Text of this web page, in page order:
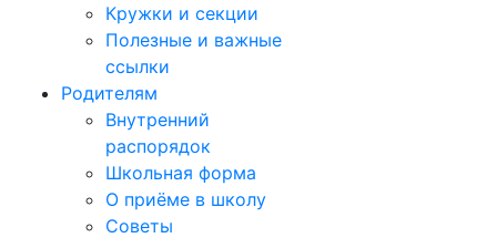
Кружки и секции
Полезные и важные
ссылки
Родителям
Внутренний
распорядок
Школьная форма
О приёме в школу
Советы